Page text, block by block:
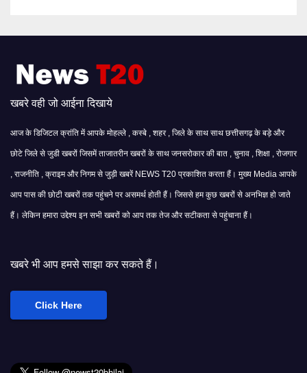
खबरे वही जो आईना दिखाये
आज के डिजिटल क्रांति में आपके मोहल्ले , कस्बे , शहर , जिले के साथ साथ छत्तीसगढ़ के बड़े और
छोटे जिले से जुडी खबरों जिसमें ताजातरीन खबरों के साथ जनसरोकार की बात , चुनाव , शिक्षा , रोजगार
, राजनीति , क्राइम और निगम से जुड़ी खबरें NEWS T20 प्रकाशित करता हैं। मुख्य Media आपके
आप पास की छोटी खबरों तक पहुंचने पर असमर्थ होती हैं। जिससे हम कुछ खबरों से अनभिज्ञ हो जाते
हैं। लेकिन हमारा उद्देश्य इन सभी खबरों को आप तक तेज और सटीकता से पहुंचाना हैं।
साझा कर सकते हैं।
Click Here